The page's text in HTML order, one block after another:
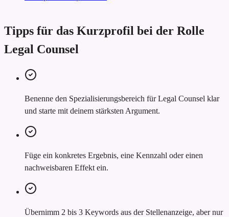
Tipps für das Kurzprofil bei der Rolle
Legal Counsel
Benenne den Spezialisierungsbereich für Legal Counsel klar
und starte mit deinem stärksten Argument.
Füge ein konkretes Ergebnis, eine Kennzahl oder einen
nachweisbaren Effekt ein.
Übernimm 2 bis 3 Keywords aus der Stellenanzeige, aber nur